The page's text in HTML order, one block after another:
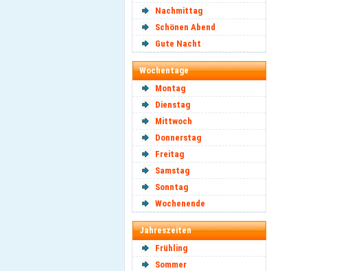
Nachmittag
Schönen Abend
Gute Nacht
Wochentage
Montag
Dienstag
Mittwoch
Donnerstag
Freitag
Samstag
Sonntag
Wochenende
Jahreszeiten
Frühling
Sommer